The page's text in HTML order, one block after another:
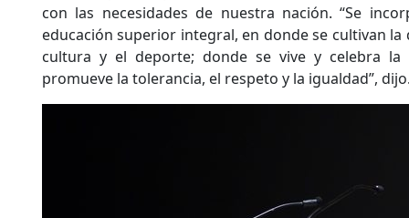
con las necesidades de nuestra nación. “Se
educación superior integral, en donde se cultivan la
cultura y el deporte; donde se vive y celebra la
promueve la tolerancia, el respeto y la igualdad”,